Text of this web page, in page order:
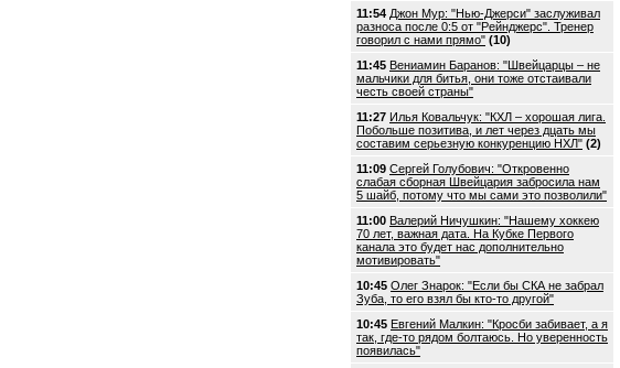
11:54 Джон Мур: "Нью-Джерси" заслуживал
разноса после 0:5 от "Рейнджерс". Тренер
говорил с нами прямо" (10)
11:45 Вениамин Баранов: "Швейцарцы – не
мальчики для битья, они тоже отстаивали
честь своей страны"
11:27 Илья Ковальчук: "КХЛ – хорошая лига.
Побольше позитива, и лет через дцать мы
составим серьезную конкуренцию НХЛ" (2)
11:09 Сергей Голубович: "Откровенно
слабая сборная Швейцария забросила нам
5 шайб, потому что мы сами это позволили"
11:00 Валерий Ничушкин: "Нашему хоккею
70 лет, важная дата. На Кубке Первого
канала это будет нас дополнительно
мотивировать"
10:45 Олег Знарок: "Если бы СКА не забрал
Зуба, то его взял бы кто-то другой"
10:45 Евгений Малкин: "Кросби забивает, а я
так, где-то рядом болтаюсь. Но уверенность
появилась"